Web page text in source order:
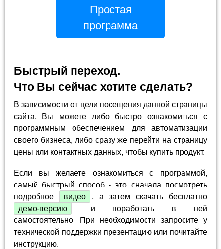
Простая
программа
Быстрый переход.
Что Вы сейчас хотите сделать?
В зависимости от цели посещения данной страницы
сайта, Вы можете либо быстро ознакомиться с
программным обеспечением для автоматизации
своего бизнеса, либо сразу же перейти на страницу
цены или контактных данных, чтобы купить продукт.
Если вы желаете ознакомиться с программой,
самый быстрый способ - это сначала посмотреть
подробное
видео
, а затем скачать бесплатно
демо-версию
и поработать в ней
самостоятельно. При необходимости запросите у
технической поддержки презентацию или почитайте
инструкцию.